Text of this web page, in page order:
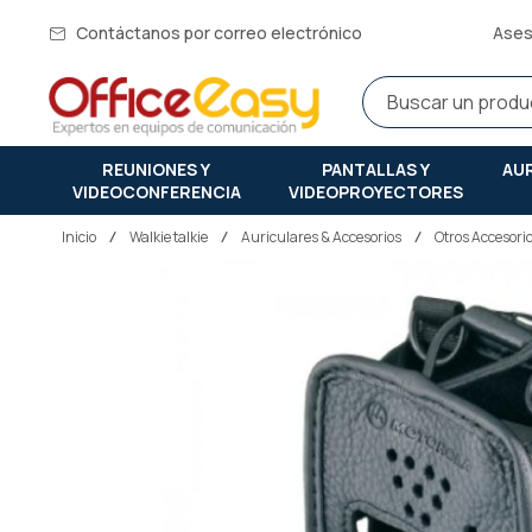
Contáctanos por correo electrónico
REUNIONES Y
VIDEOCONFERENCIA
PANTALLAS Y
VIDEOPROYECTORES
Inicio walkie talkie Auriculares & Accesorios Otros